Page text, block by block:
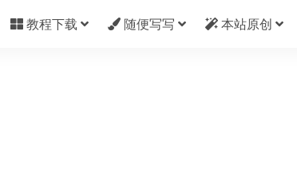
教程下载 随便写写 本站原创